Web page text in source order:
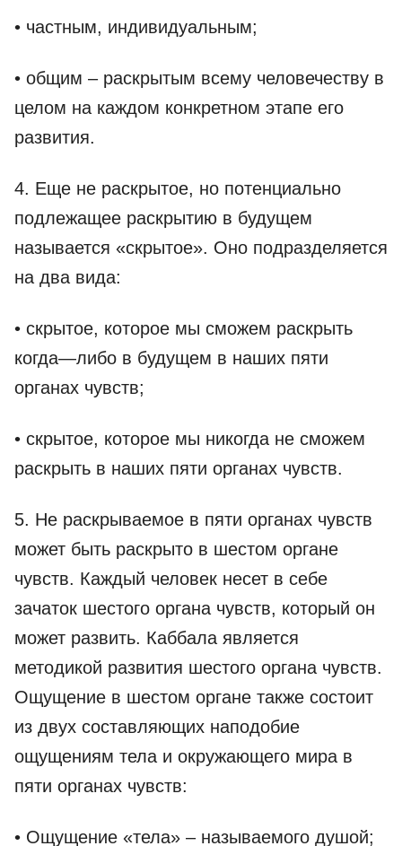
• частным, индивидуальным;
• общим – раскрытым всему человечеству в
целом на каждом конкретном этапе его
развития.
4. Еще не раскрытое, но потенциально
подлежащее раскрытию в будущем
называется «скрытое». Оно подразделяется
на два вида:
• скрытое, которое мы сможем раскрыть
когда—либо в будущем в наших пяти
органах чувств;
• скрытое, которое мы никогда не сможем
раскрыть в наших пяти органах чувств.
5. Не раскрываемое в пяти органах чувств
может быть раскрыто в шестом органе
чувств. Каждый человек несет в себе
зачаток шестого органа чувств, который он
может развить. Каббала является
методикой развития шестого органа чувств.
Ощущение в шестом органе также состоит
из двух составляющих наподобие
ощущениям тела и окружающего мира в
пяти органах чувств:
• Ощущение «тела» – называемого душой;